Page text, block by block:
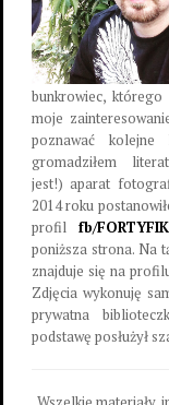
bunkrowiec, którego
moje
poznawać kolejne
gromadziłem
jest!) aparat
2014 roku
profil fb/
poniższa strona. Na
znajduje się na
Zdjęcia wykonuję
prywatna
podstawę posłużył